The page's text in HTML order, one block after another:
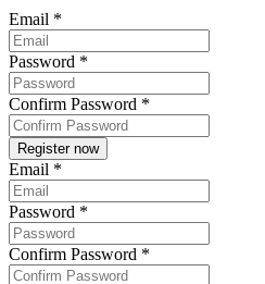
Email *
Password *
Confirm Password *
Email *
Password *
Confirm Password *